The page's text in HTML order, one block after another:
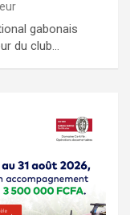
gabonais
du club…